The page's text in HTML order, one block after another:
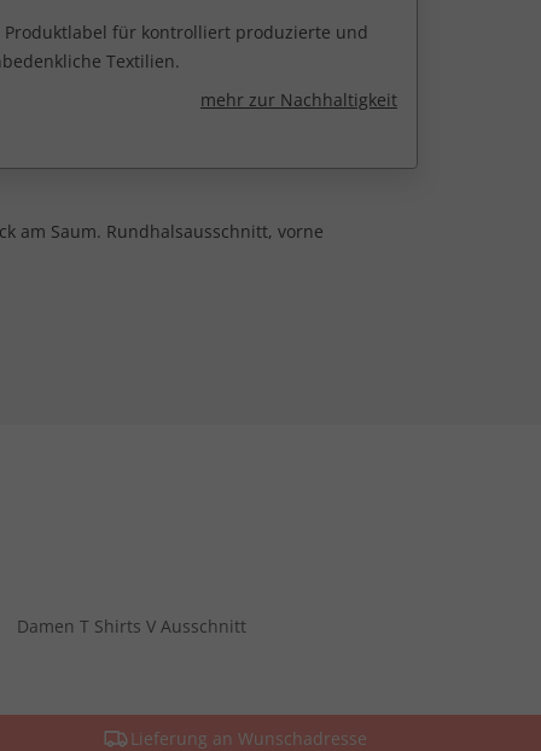
Produktlabel für kontrolliert produzierte und
Textilien.
mehr zur Nachhaltigkeit
am Saum. Rundhalsausschnitt, vorne
Damen T Shirts V Ausschnitt
Lieferung an Wunschadresse